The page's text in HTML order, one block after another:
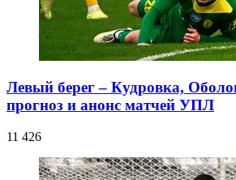
Левый берег – Кудровка,
прогноз и анонс матчей УПЛ
11 426